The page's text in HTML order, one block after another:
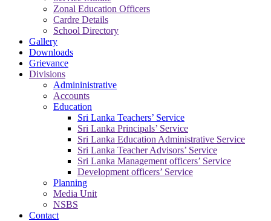
Zonal Education Officers
Cardre Details
School Directory
Gallery
Downloads
Grievance
Divisions
Admininistrative
Accounts
Education
Sri Lanka Teachers’ Service
Sri Lanka Principals’ Service
Sri Lanka Education Administrative Service
Sri Lanka Teacher Advisors’ Service
Sri Lanka Management officers’ Service
Development officers’ Service
Planning
Media Unit
NSBS
Contact